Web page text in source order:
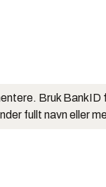
Bruk BankID
fullt navn eller